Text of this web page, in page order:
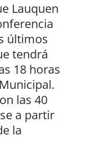
Lauquen
últimos
tendrá
18 horas
las 40
a partir
la